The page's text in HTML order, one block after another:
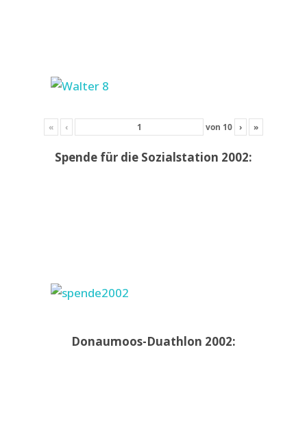
« ‹ von 10 › »
Spende für die Sozialstation 2002:
Donaumoos-Duathlon 2002: